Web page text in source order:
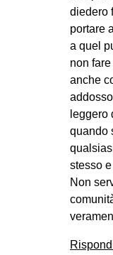
diedero
portare
a quel
non
anche
leggero
quando
stesso
Non